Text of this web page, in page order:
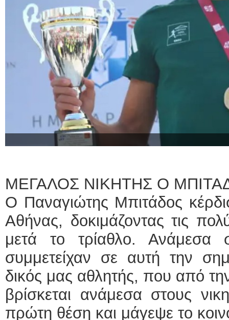
ΜΕΓΑΛΟΣ ΝΙΚΗΤΗΣ Ο
Ο Παναγιώτης Μπιτάδος
Αθήνας, δοκιμάζοντας τις
μετά το τρίαθλο. Ανάμεσα
συμμετείχαν σε αυτή την
δικός μας αθλητής, που από
βρίσκεται ανάμεσα στους
πρώτη θέση και μάγεψε το